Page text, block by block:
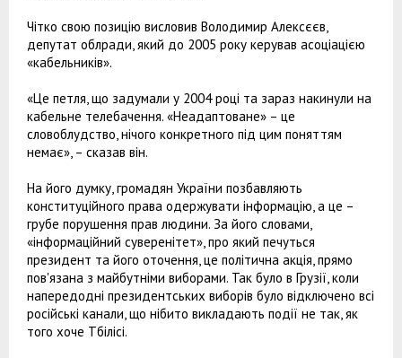
Чітко свою позицію висловив Володимир Алексєєв,
депутат облради, який до 2005 року керував асоціацією
«кабельників».
«Це петля, що задумали у 2004 році та зараз накинули на
кабельне телебачення. «Неадаптоване» – це
словоблудство, нічого конкретного під цим поняттям
немає», – сказав він.
На його думку, громадян України позбавляють
конституційного права одержувати інформацію, а це –
грубе порушення прав людини. За його словами,
«інформаційний суверенітет», про який печуться
президент та його оточення, це політична акція, прямо
пов'язана з майбутніми виборами. Так було в Грузії, коли
напередодні президентських виборів було відключено всі
російські канали, що нібито викладають події не так, як
того хоче Тбілісі.